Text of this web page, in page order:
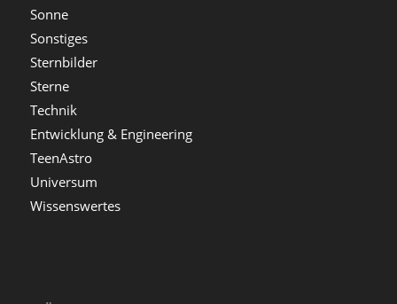
Sonne
Sonstiges
Sternbilder
Sterne
Technik
Entwicklung & Engineering
TeenAstro
Universum
Wissenswertes